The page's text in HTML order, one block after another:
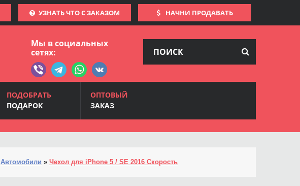
УЗНАТЬ ЧТО С ЗАКАЗОМ НАЧНИ ПРОДАВАТЬ
Мы в социальных
сетях:
ПОДОБРАТЬ
ПОДАРОК
ОПТОВЫЙ
ЗАКАЗ
Автомобили » Чехол для iPhone 5 / SE 2016 Скорость